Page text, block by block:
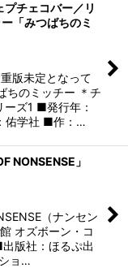
プチェコバー／リ
「みつばちのミ
版未定となって
ちのミッチー ＊チ
ーズ1 ■発行年：
佑学社 ■作：…
NONSENSE」
（ナンセン
オズボーン・コ
版社：ほるぷ出
ョ…